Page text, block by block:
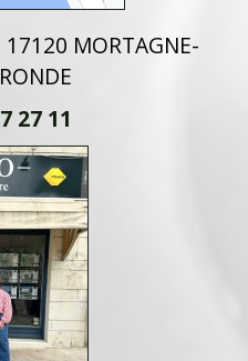
MORTAGNE-
27 11